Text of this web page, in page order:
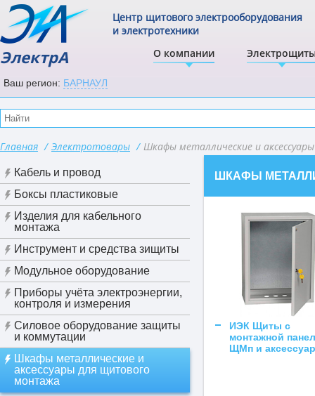
ЭлектрА О компании
Центр щитового электрооборудования
и электротехники
Ваш регион: БАРНАУЛ
Главная / Электротовары / Шкафы металлические и
Кабель и провод
Боксы пластиковые
Изделия для кабельного
монтажа
Инструмент и средства зищиты
Модульное оборудование
Приборы учёта электроэнергии,
контроля и измерения
Силовое оборудование защиты
и коммутации
Шкафы металлические и
аксессуары для щитового
монтажа
ШКАФЫ
ИЭК Щиты с
монтажной
ЩМп и